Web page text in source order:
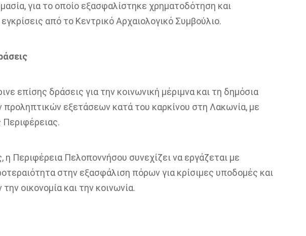
για το οποίο εξασφαλίστηκε χρηματοδότηση και
από το Κεντρικό Αρχαιολογικό Συμβούλιο.
επίσης δράσεις για την κοινωνική μέριμνα και τη δημόσια
εξετάσεων κατά του καρκίνου στη Λακωνία, με
Περιφέρεια Πελοποννήσου συνεχίζει να εργάζεται με
στην εξασφάλιση πόρων για κρίσιμες υποδομές και
οικονομία και την κοινωνία.